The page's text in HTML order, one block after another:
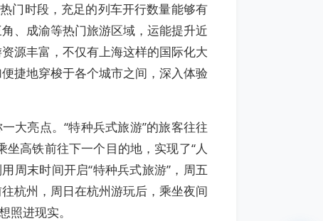
门时段，充足的列车开行数量能够有
、成渝等热门旅游区域，运能提升近
源丰富，不仅有上海这样的国际化大
捷地穿梭于各个城市之间，深入体验
大亮点。“特种兵式旅游”的旅客往往
高铁前往下一个目的地，实现了“人
周末时间开启“特种兵式旅游”，周五
杭州，周日在杭州游玩后，乘坐夜间
照进现实。